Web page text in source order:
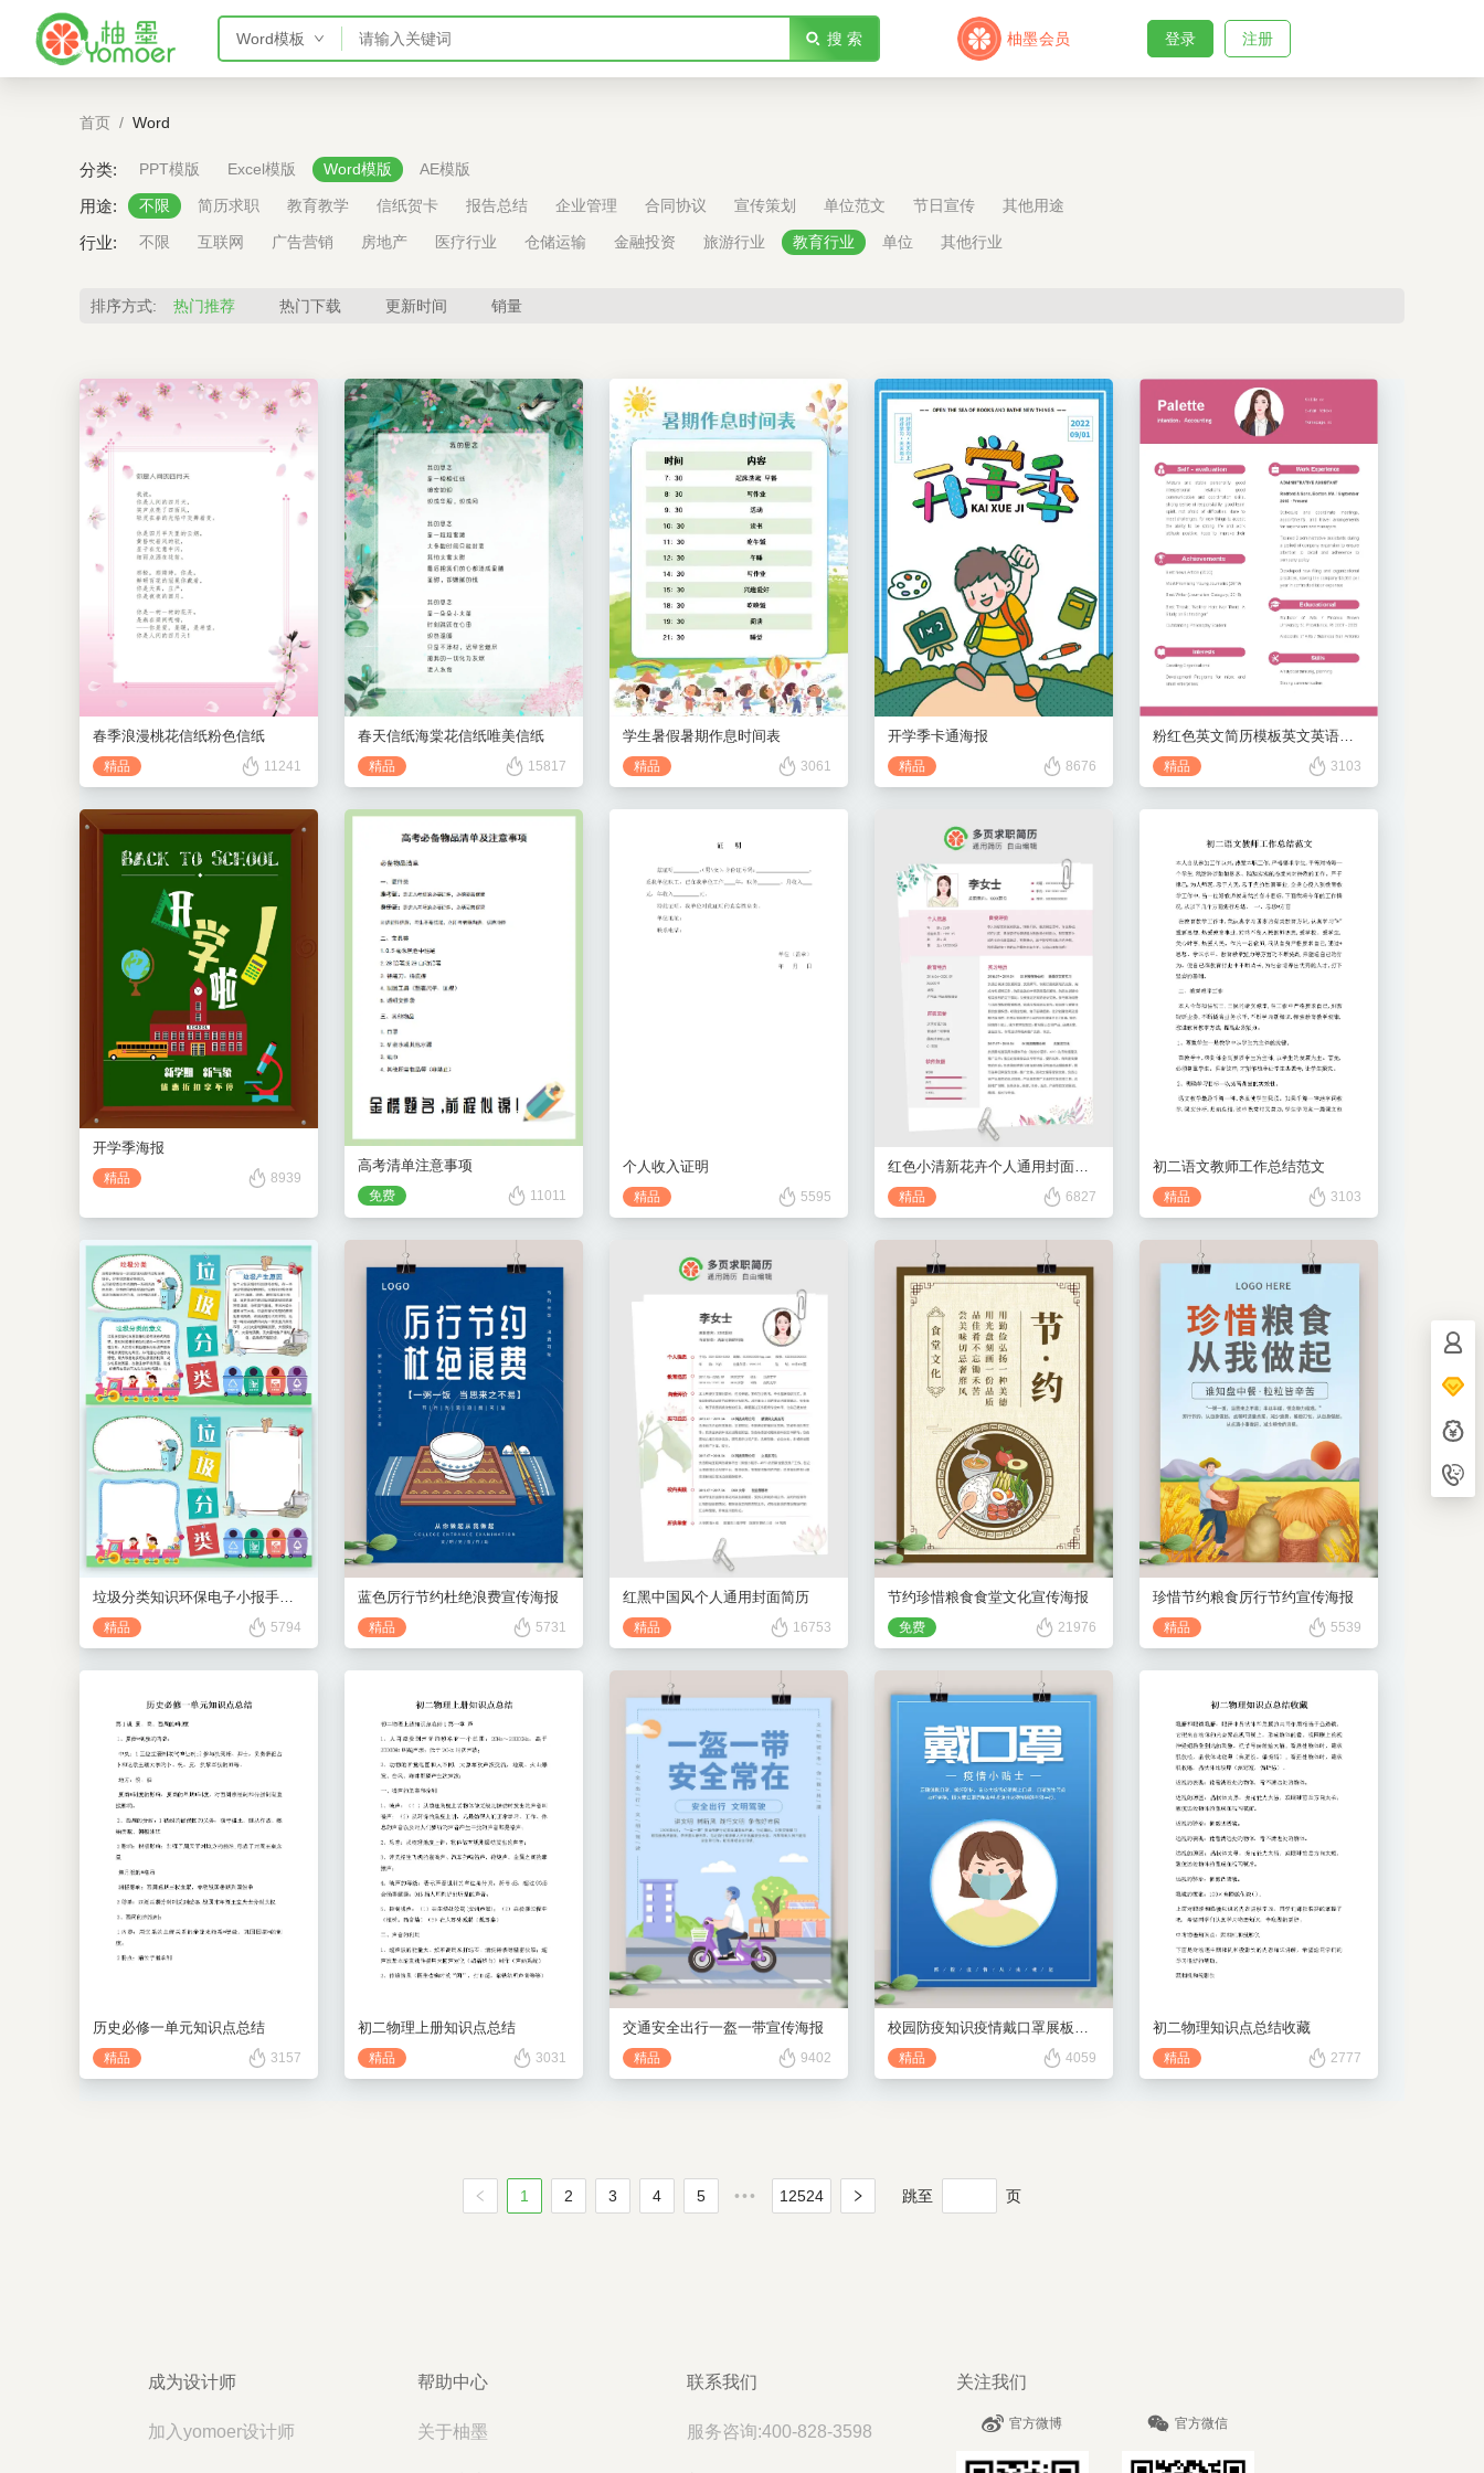
Word模板
Excel模板
搜 索 柚墨会员 登录 注册
设计师
首页 / Word
分类: PPT模版 Excel模版 Word模版 AE模版
用途: 不限 简历求职 教育教学 信纸贺卡 报告总结 企业管理 合同协议 宣传策划 单位范文 节日宣传 其他用途
行业: 不限 互联网 广告营销 房地产 医疗行业 仓储运输 金融投资 旅游行业 教育行业 单位 其他行业
排序方式: 热门推荐 热门下载 更新时间 销量
春季浪漫桃花信纸粉色信纸
精品 11241
春天信纸海棠花信纸唯美信纸
精品 15817
学生暑假暑期作息时间表
精品 3061
开学季卡通海报
精品 8676 精品 3103
开学季海报
精品 8939
高考清单注意事项
免费 11011
个人收入证明
精品 5595
红色小清新花卉个人通用封面简历
精品 6827
初二语文教师工作总结范文
精品 3103
精品 5794
蓝色厉行节约杜绝浪费宣传海报
精品 5731
红黑中国风个人通用封面简历
精品 16753
节约珍惜粮食食堂文化宣传海报
免费 21976
珍惜节约粮食厉行节约宣传海报
精品 5539
历史必修一单元知识点总结
精品 3157
初二物理上册知识点总结
精品 3031
交通安全出行一盔一带宣传海报
精品 9402 精品 4059
初二物理知识点总结收藏
精品 2777
1 2 3 4 5 ••• 12524 跳至 页
成为设计师
加入yomoer设计师
帮助中心
关于柚墨
联系我们
服务咨询:400-828-3598
关注我们
官方微博 官方微信